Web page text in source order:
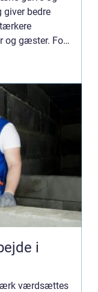
giver bedre
og gæster. For
i
værdsættes